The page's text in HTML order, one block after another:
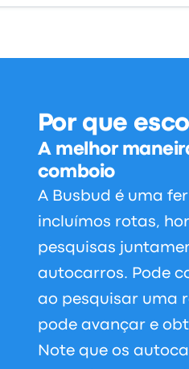
Por que
A melhor
comboio
A Busbud é uma
incluímos rotas,
pesquisas
autocarros. Pode
ao pesquisar uma
pode avançar e
Note que os